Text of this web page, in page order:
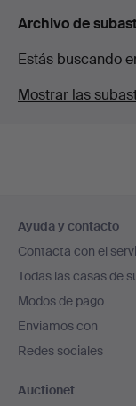
Archivo de
Estás buscando
Mostrar las
en
el
pie
de
página
Ayuda y contacto
Contacta con el
Todas las casas de
Modos de pago
Enviamos con
Redes sociales
Auctionet